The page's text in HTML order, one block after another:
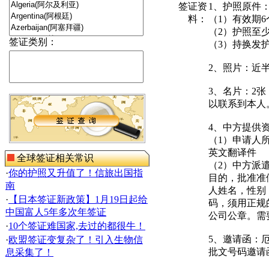
签证类别：
全球签证相关常识
·你的护照又升值了！信旅出国指
南
· 【日本签证新政策】1月19日起给
中国富人5年多次年签证
·10个签证难国家,去过的都很牛！
·欧盟签证变复杂了！引入生物信
息采集了！
签证资
料：
1、护照原件
（1）有效期
（2）护照至
（3）持换发
2、照片：近
3、名片：2
以联系到本人
4、中方提供
（1）申请人
英文翻译件
（2）中方派
目的，批准
人姓名，性
码，须用正规
公司公章。需
5、邀请函：
批文号码邀请